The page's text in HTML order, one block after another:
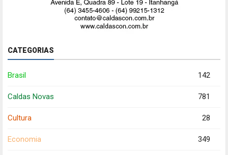
CATEGORIAS
Brasil 142
Caldas Novas 781
Cultura 28
Economia 349